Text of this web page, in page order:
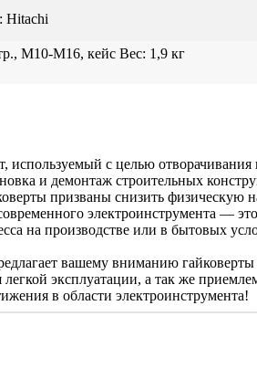
Hitachi
М10-М16, кейс Вес: 1,9 кг
используемый с целью
и демонтаж строительных
призваны снизить физическую
электроинструмента — это
на производстве или в бытовых
вашему вниманию
эксплуатации, а так же
в области электроинструмента!